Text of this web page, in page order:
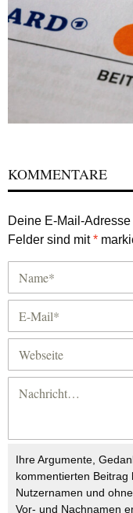
KOMMENTARE
Deine E-Mail-
Felder sind mit*
Ihre Argumente,
kommentierten
Nutzernamen und
Vor- und Nachnamen